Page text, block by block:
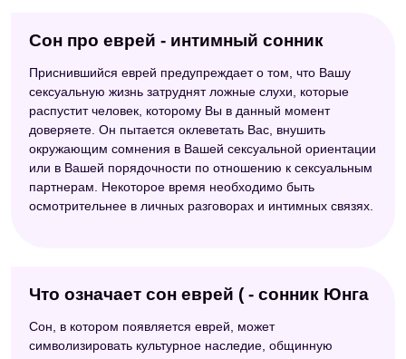
Сон про еврей - интимный сонник
Приснившийся еврей предупреждает о том, что Вашу
сексуальную жизнь затруднят ложные слухи, которые
распустит человек, которому Вы в данный момент
доверяете. Он пытается оклеветать Вас, внушить
окружающим сомнения в Вашей сексуальной ориентации
или в Вашей порядочности по отношению к сексуальным
партнерам. Некоторое время необходимо быть
осмотрительнее в личных разговорах и интимных связях.
Что означает сон еврей ( - сонник Юнга
Сон, в котором появляется еврей, может
символизировать культурное наследие, общинную